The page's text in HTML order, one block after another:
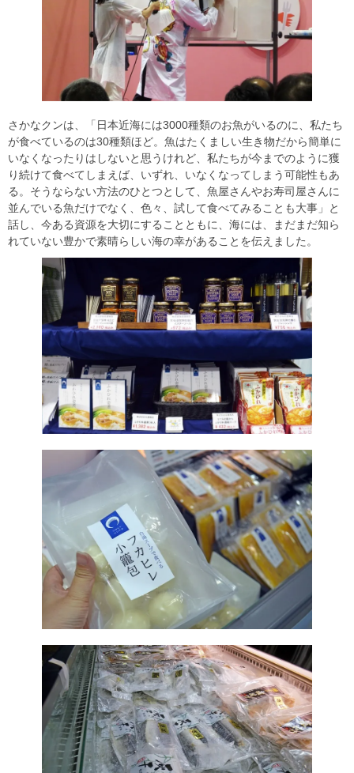
さかなクンは、「日本近海には3000種類のお魚がいるのに、私たち
が食べているのは30種類ほど。魚はたくましい生き物だから簡単に
いなくなったりはしないと思うけれど、私たちが今までのように獲
り続けて食べてしまえば、いずれ、いなくなってしまう可能性もあ
る。そうならない方法のひとつとして、魚屋さんやお寿司屋さんに
並んでいる魚だけでなく、色々、試して食べてみることも大事」と
話し、今ある資源を大切にすることともに、海には、まだまだ知ら
れていない豊かで素晴らしい海の幸があることを伝えました。